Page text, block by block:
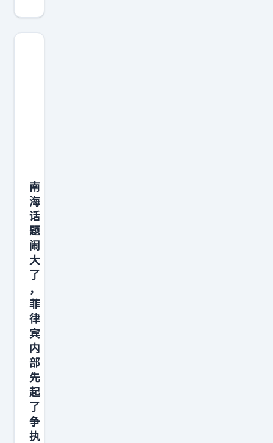
联
合
国
提
交
相
关
图
纸
，
试
图
炒
作
领
土
南
海
话
题
闹
大
了
，
菲
律
宾
内
部
先
起
了
争
执